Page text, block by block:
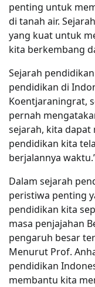
penting untuk
di tanah air.
yang kuat untuk
kita berkembang
Sejarah
pendidikan di
Koentjaraningrat,
pernah
sejarah, kita dapat
pendidikan kita
berjalannya
Dalam sejarah
peristiwa penting
pendidikan kita
masa penjajahan
pengaruh besar
Menurut Prof.
pendidikan
membantu kita